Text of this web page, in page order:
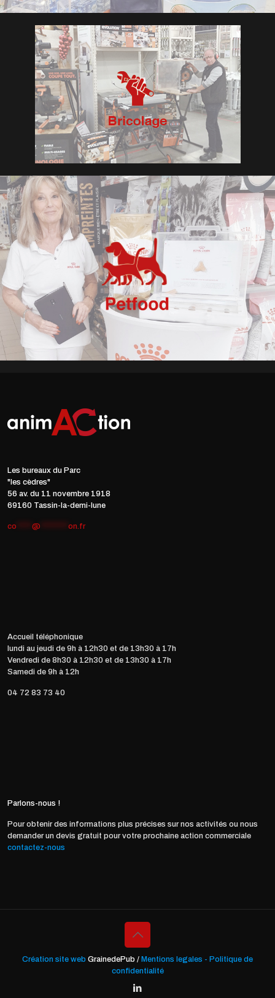
Les bureaux du Parc
"les cèdres"
56 av. du 11 novembre 1918
69160 Tassin-la-demi-lune
co @ on.fr
Accueil téléphonique
lundi au jeudi de 9h à 12h30 et de 13h30 à 17h
Vendredi de 8h30 à 12h30 et de 13h30 à 17h
Samedi de 9h à 12h
04 72 83 73 40
Parlons-nous !
Pour obtenir des informations plus précises sur nos activités ou nous
demander un devis gratuit pour votre prochaine action commerciale
contactez-nous
Création site web GrainedePub / Mentions legales - Politique de
confidentialité